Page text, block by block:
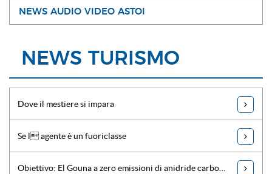
NEWS AUDIO VIDEO ASTOI
NEWS TURISMO
Dove il mestiere si impara
Se l agente è un fuoriclasse